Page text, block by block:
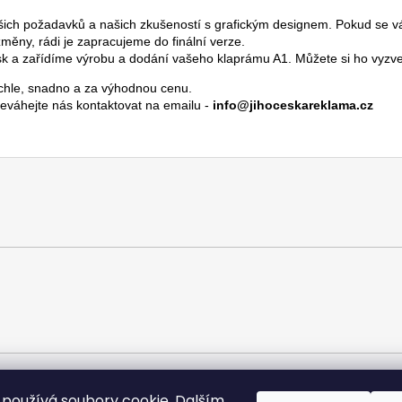
požadavků a našich zkušeností s grafickým designem. Pokud se
rádi je zapracujeme do finální verze.
a zařídíme výrobu a dodání vašeho klaprámu A1. Můžete si ho
snadno a za výhodnou cenu.
nás kontaktovat na emailu - info@jihoceskareklama.cz